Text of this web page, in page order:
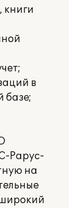
книги
в
базе;
Рарус-
на